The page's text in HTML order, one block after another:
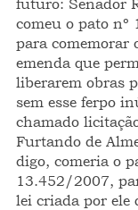
futuro: Senador
comeu o pato
para comemorar
emenda que
liberarem obras
sem esse ferpo
chamado
Furtando de
digo, comeria o
13.452/2007,
lei criada por ele